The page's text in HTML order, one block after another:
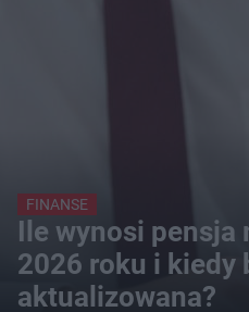
FINANSE
Ile wynosi pensja
2026 roku i kiedy
aktualizowana?